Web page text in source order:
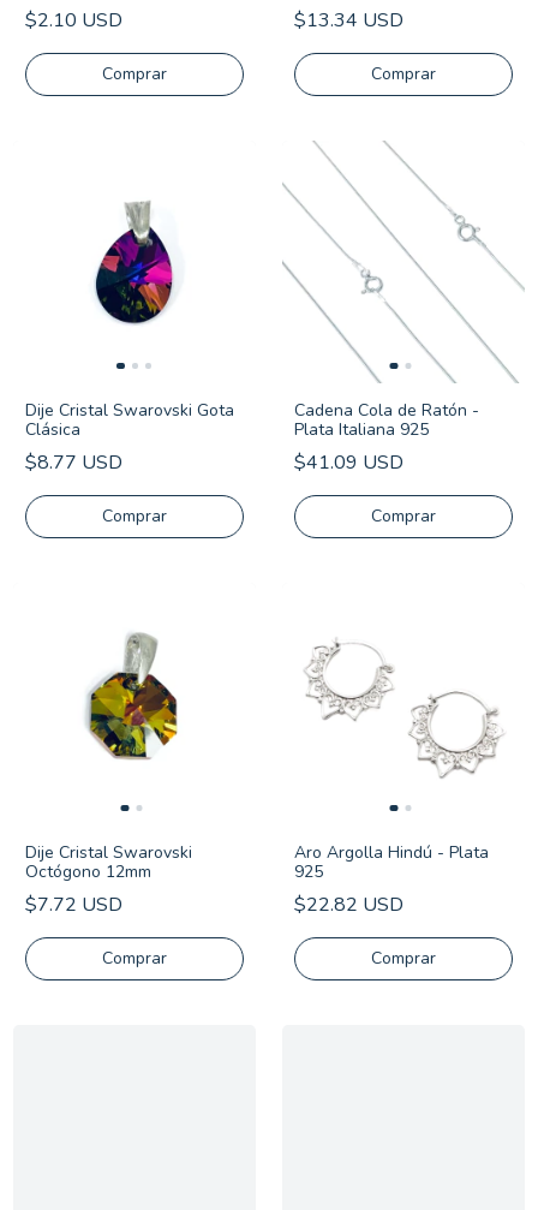
$2.10 USD
Comprar
$13.34 USD
Comprar
Dije Cristal Swarovski Gota
Clásica
$8.77 USD
Cadena Cola de Ratón -
Plata Italiana 925
$41.09 USD
Comprar
Dije Cristal Swarovski
Octógono 12mm
$7.72 USD
Aro Argolla Hindú - Plata
925
$22.82 USD